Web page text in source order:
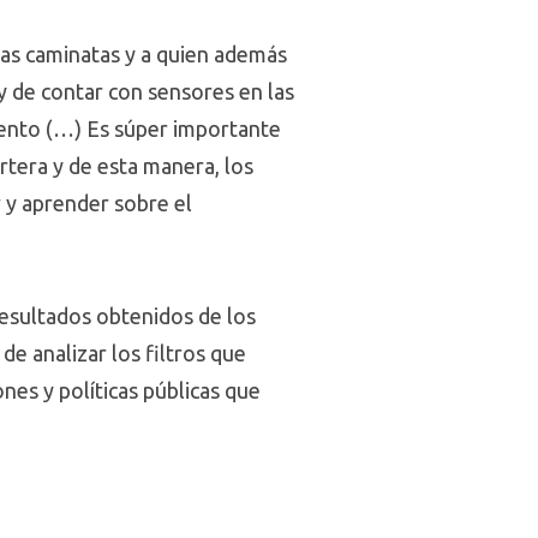
caminatas y a quien además
de contar con sensores en las
(…) Es súper importante
y de esta manera, los
aprender sobre el
obtenidos de los
de analizar los filtros que
y políticas públicas que